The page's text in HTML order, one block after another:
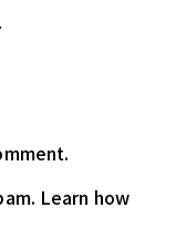
Learn how